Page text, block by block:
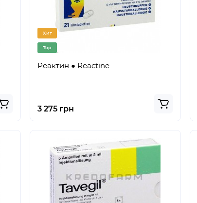
Хит
Top
Реактин ● Reactine
3 275 грн